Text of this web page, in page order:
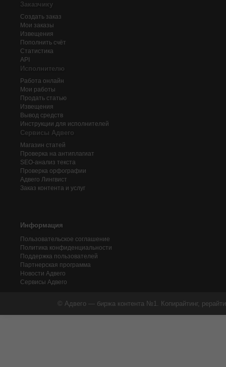
Заказчику
Создать заказ
Мои заказы
Извещения
Пополнить счёт
Статистика
API
Исполнителю
Работа онлайн
Мои работы
Продать статью
Извещения
Вывод средств
Инструкции для исполнителей
Сервисы Адвего
Магазин статей
Проверка на антиплагиат
SEO-анализ текста
Проверка орфографии
Адвего Лингвист
Заказ контента и услуг
Информация
Пользовательское соглашение
Политика конфиденциальности
Поддержка пользователей
Партнерская программа
Новости Адвего
Сервисы Адвего
© Адвего — биржа контента №1. Копирайтинг,